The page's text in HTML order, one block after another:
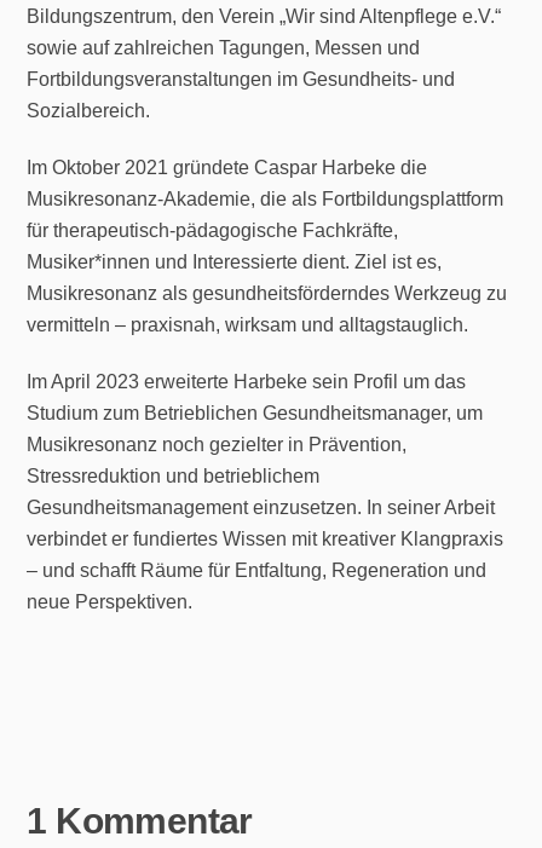
Bildungszentrum, den Verein „Wir sind Altenpflege e.V.“
sowie auf zahlreichen Tagungen, Messen und
Fortbildungsveranstaltungen im Gesundheits- und
Sozialbereich.
Im Oktober 2021 gründete Caspar Harbeke die
Musikresonanz-Akademie, die als Fortbildungsplattform
für therapeutisch-pädagogische Fachkräfte,
Musiker*innen und Interessierte dient. Ziel ist es,
Musikresonanz als gesundheitsförderndes Werkzeug zu
vermitteln – praxisnah, wirksam und alltagstauglich.
Im April 2023 erweiterte Harbeke sein Profil um das
Studium zum Betrieblichen Gesundheitsmanager, um
Musikresonanz noch gezielter in Prävention,
Stressreduktion und betrieblichem
Gesundheitsmanagement einzusetzen. In seiner Arbeit
verbindet er fundiertes Wissen mit kreativer Klangpraxis
– und schafft Räume für Entfaltung, Regeneration und
neue Perspektiven.
1 Kommentar